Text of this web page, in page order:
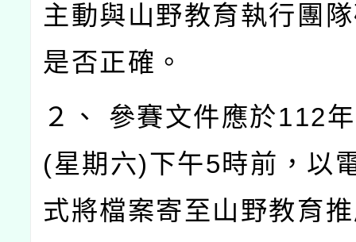
主動與山野教育執行團
是否正確。
２、 參賽文件應於112
(星期六)下午5時前，以
式將檔案寄至山野教育